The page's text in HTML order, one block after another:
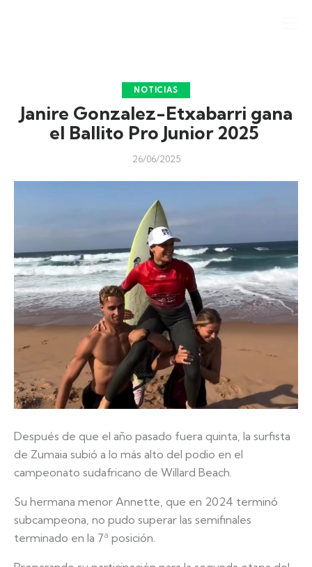
NOTICIAS
Janire Gonzalez-Etxabarri gana
el Ballito Pro Junior 2025
26/06/2025
Después de que el año pasado fuera quinta, la surfista
de Zumaia subió a lo más alto del podio en el
campeonato sudafricano de Willard Beach.
Su hermana menor Annette, que en 2024 terminó
subcampeona, no pudo superar las semifinales
terminado en la 7ª posición.